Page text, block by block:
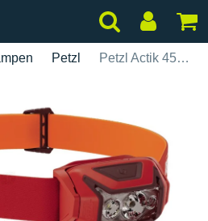
Petzl Petzl Actik 450 lumens